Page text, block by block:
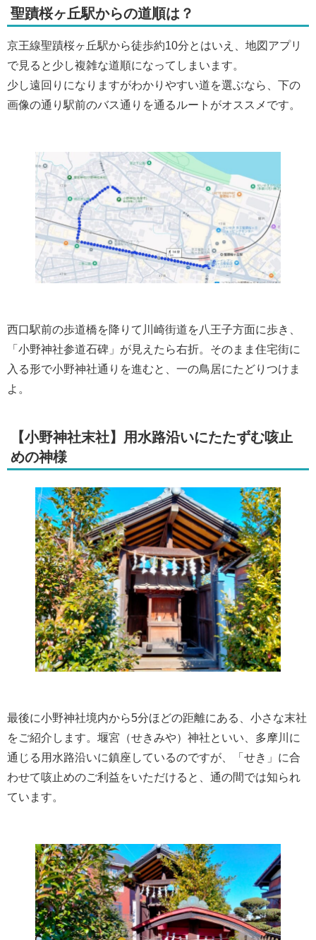
聖蹟桜ヶ丘駅からの道順は？
京王線聖蹟桜ヶ丘駅から徒歩約10分とはいえ、地図アプリ
で見ると少し複雑な道順になってしまいます。
少し遠回りになりますがわかりやすい道を選ぶなら、下の
画像の通り駅前のバス通りを通るルートがオススメです。
西口駅前の歩道橋を降りて川崎街道を八王子方面に歩き、
「小野神社参道石碑」が見えたら右折。そのまま住宅街に
入る形で小野神社通りを進むと、一の鳥居にたどりつけま
よ。
【小野神社末社】用水路沿いにたたずむ咳止
めの神様
最後に小野神社境内から5分ほどの距離にある、小さな末社
をご紹介します。堰宮（せきみや）神社といい、多摩川に
通じる用水路沿いに鎮座しているのですが、「せき」に合
わせて咳止めのご利益をいただけると、通の間では知られ
ています。